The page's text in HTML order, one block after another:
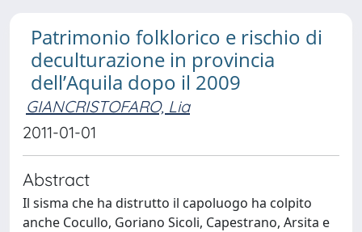
Patrimonio folklorico e rischio di
deculturazione in provincia
dell’Aquila dopo il 2009
GIANCRISTOFARO, Lia
2011-01-01
Abstract
Il sisma che ha distrutto il capoluogo ha colpito
anche Cocullo, Goriano Sicoli, Capestrano, Arsita e